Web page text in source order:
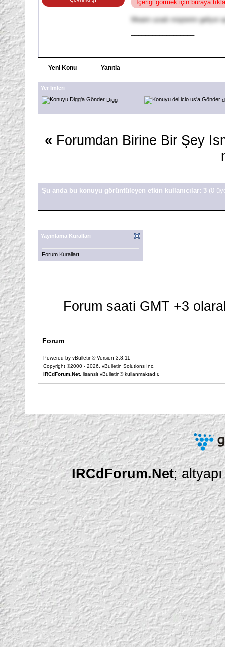
İçeriği görmek için buraya
Meaim uzadı müşterim geliyor
Yeni Konu Yanıtla
Yer İmleri
Digg
« Forumdan Birine Bir Şey
Şu anda bu konuyu görüntüleyen etkin kullanıcılar: 3 (0
Yayınlama Kuralları
Forum Kuralları
Forum saati GMT +3
Forum
Powered by vBulletin® Version 3.8.11
Copyright ©2000 - 2026, vBulletin Solutions Inc.
IRCdForum.Net, lisanslı vBulletin® kullanmaktadır.
IRCdForum.Net;